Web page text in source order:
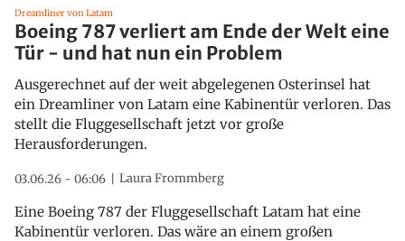
Dreamliner von Latam
Boeing 787 verliert am Ende der Welt eine
Tür - und hat nun ein Problem
Ausgerechnet auf der weit abgelegenen Osterinsel hat
ein Dreamliner von Latam eine Kabinentür verloren. Das
stellt die Fluggesellschaft jetzt vor große
Herausforderungen.
03.06.26 - 06:06 Laura Frommberg
Eine Boeing 787 der Fluggesellschaft Latam hat eine
Kabinentür verloren. Das wäre an einem großen